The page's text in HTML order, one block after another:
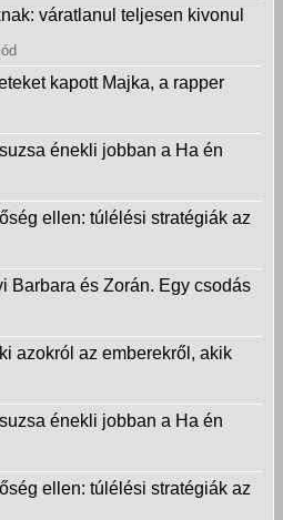
váratlanul teljesen kivonul
kapott Majka, a rapper
énekli jobban a Ha én
ellen: túlélési stratégiák az
Barbara és Zorán. Egy csodás
azokról az emberekről, akik
énekli jobban a Ha én
ellen: túlélési stratégiák az